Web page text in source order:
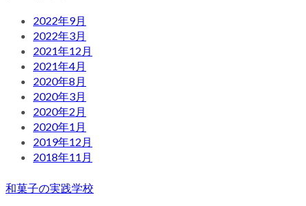
2022年9月
2022年3月
2021年12月
2021年4月
2020年8月
2020年3月
2020年2月
2020年1月
2019年12月
2018年11月
和菓子の実践学校